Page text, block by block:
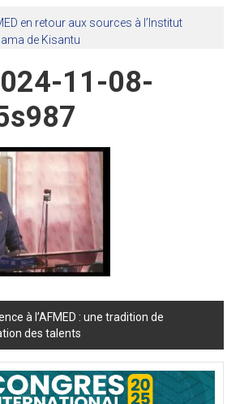
en retour aux sources à l’Institut
de Kisantu
11-08-
à l’AFMED : une tradition de
des talents